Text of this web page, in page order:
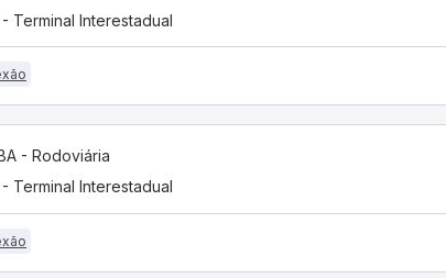
Terminal Interestadual
- Rodoviária
Terminal Interestadual